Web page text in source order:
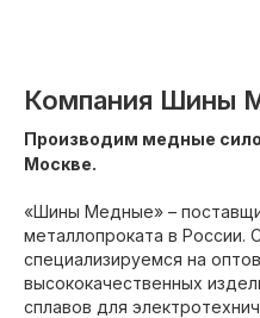
Компания Шины
Производим медные
Москве.
«Шины Медные» –
металлопроката в России.
специализируемся на
высококачественных
сплавов для